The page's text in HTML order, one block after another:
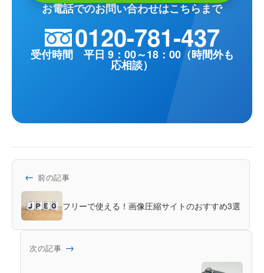
お電話でのお問い合わせはこちらまで
0120-781-437
受付時間 平日 9：00～18：00（時間外も
応相談）
← 前の記事
フリーで使える！画像圧縮サイトのおすすめ3選
次の記事 →